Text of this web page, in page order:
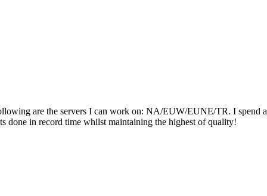
are the servers I can work on: NA/EUW/EUNE/TR. I
done in record time whilst maintaining the highest of quality!